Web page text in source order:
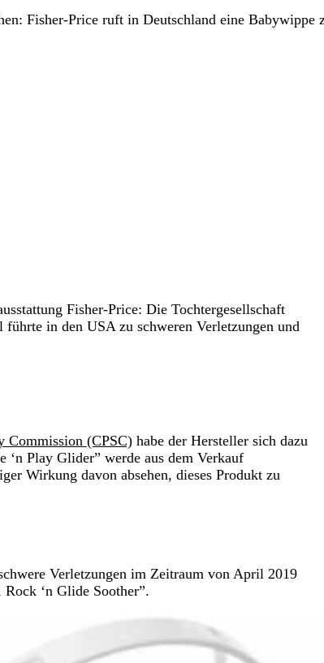
Fisher-Price ruft in Deutschland eine Babywippe
Fisher-Price: Die Tochtergesellschaft
in den USA zu schweren Verletzungen und
Commission (CPSC) habe der Hersteller sich dazu
‘n Play Glider” werde aus dem Verkauf
Wirkung davon absehen, dieses Produkt zu
Verletzungen im Zeitraum von April 2019
‘n Glide Soother”.